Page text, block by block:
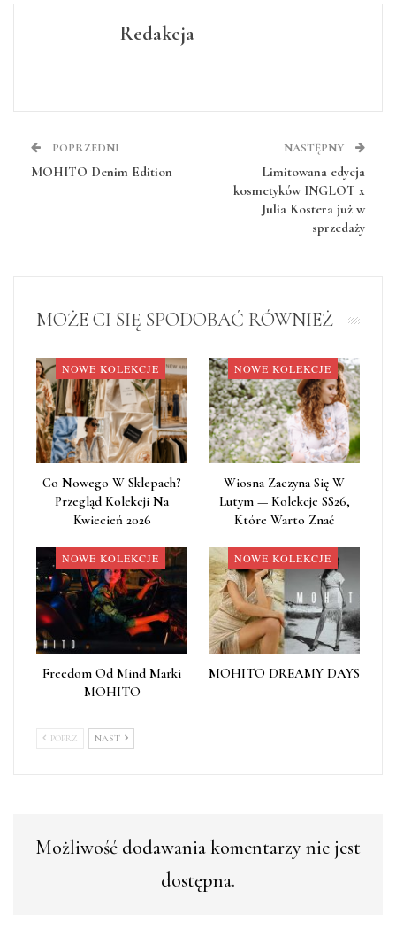
Redakcja
POPRZEDNI
MOHITO Denim Edition
NASTĘPNY
Limitowana edycja
kosmetyków INGLOT x
Julia Kostera już w
sprzedaży
MOŻE CI SIĘ SPODOBAĆ RÓWNIEŻ
NOWE KOLEKCJE
Co Nowego W Sklepach?
Przegląd Kolekcji Na
Kwiecień 2026
NOWE KOLEKCJE
Wiosna Zaczyna Się W
Lutym — Kolekcje SS26,
Które Warto Znać
NOWE KOLEKCJE
Freedom Od Mind Marki
MOHITO
NOWE KOLEKCJE
MOHITO DREAMY DAYS
POPRZ NAST
Możliwość dodawania komentarzy nie jest
dostępna.